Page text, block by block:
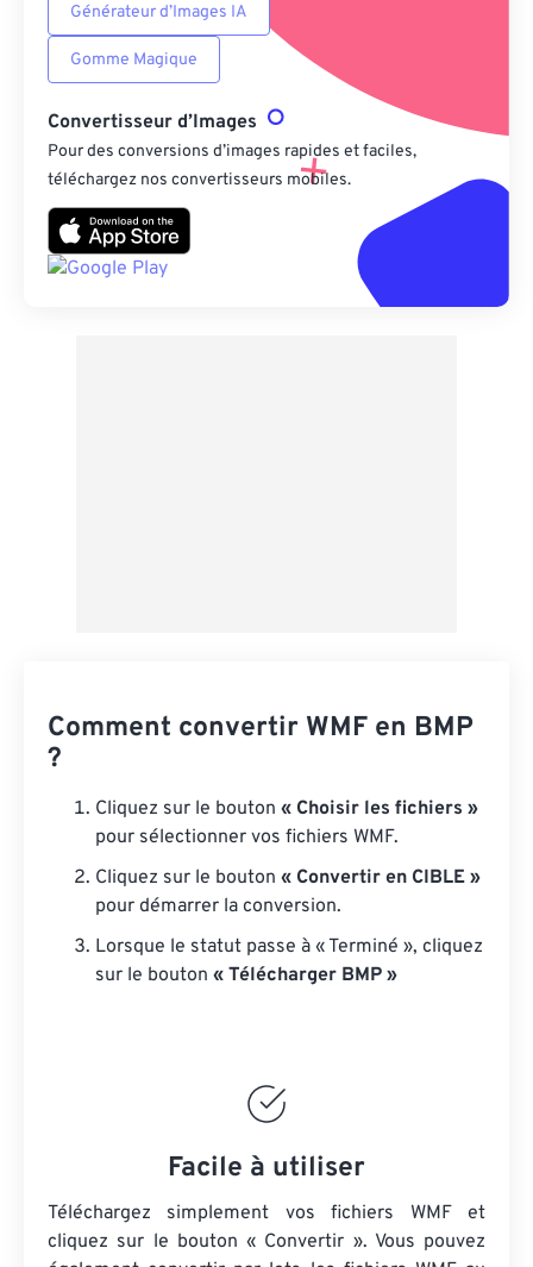
Générateur d’Images IA
Gomme Magique
Convertisseur d’Images
Pour des conversions d’images rapides et faciles,
téléchargez nos convertisseurs mobiles.
Comment convertir WMF en BMP
?
Cliquez sur le bouton « Choisir les fichiers »
pour sélectionner vos fichiers WMF.
Cliquez sur le bouton « Convertir en CIBLE »
pour démarrer la conversion.
Lorsque le statut passe à « Terminé », cliquez
sur le bouton « Télécharger BMP »
Facile à utiliser
Téléchargez simplement vos fichiers WMF et
cliquez sur le bouton « Convertir ». Vous pouvez